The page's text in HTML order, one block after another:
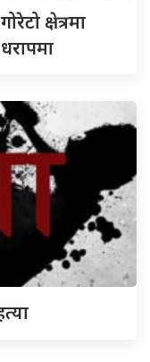
क्षेत्रमा